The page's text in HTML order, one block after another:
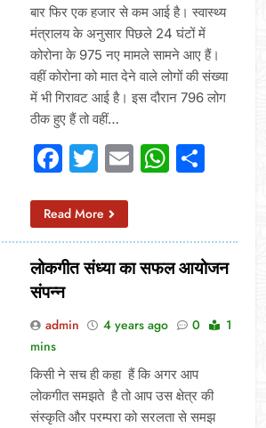
बार फिर एक हजार से कम आई है। स्वास्थ्य
मंत्रालय के अनुसार पिछले 24 घंटों में
कोरोना के 975 नए मामले सामने आए हैं।
वहीं कोरोना को मात देने वाले लोगों की संख्या
में भी गिरावट आई है। इस दौरान 796 लोग
ठीक हुए हैं तो वहीं…
Facebook
Twitter
Email
Read More
लोकगीत संध्या का सफल आयोजन
संपन्न
admin 4 years ago 0
1
mins
किसी ने सच ही कहा हैं कि अगर आप
लोकगीत समझते है तो आप उस क्षेत्र की
संस्कृति और परम्परा को सरलता से समझ